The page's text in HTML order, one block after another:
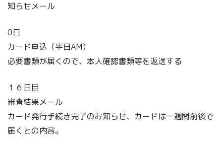
知らせメール
0日
カード申込（平日AM）
必要書類が届くので、本人確認書類等を返送する
１６日目
審査結果メール
カード発行手続き完了のお知らせ、カードは一週間前後で
届くとの内容。